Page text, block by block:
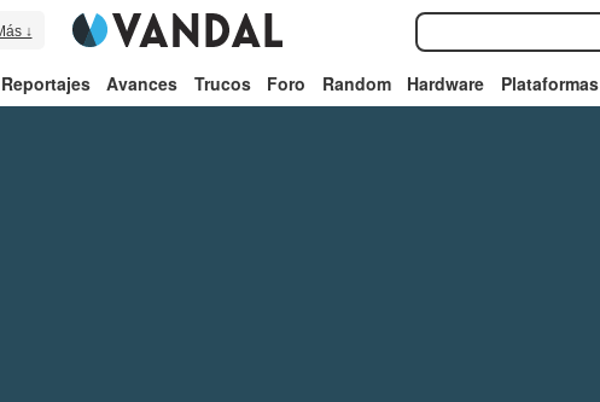
↓
Reportajes Avances Trucos Foro Random Hardware Plataformas